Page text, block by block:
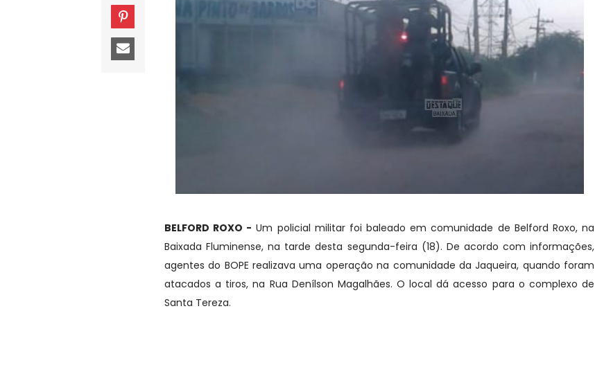
BELFORD ROXO - Um policial militar foi baleado em comunidade de Belford Roxo, na
Baixada Fluminense, na tarde desta segunda-feira (18). De acordo com informações,
agentes do BOPE realizava uma operação na comunidade da Jaqueira, quando foram
atacados a tiros, na Rua Denílson Magalhães. O local dá acesso para o complexo de
Santa Tereza.